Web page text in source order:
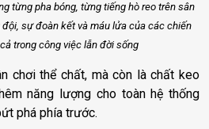
từng pha bóng, từng tiếng hò reo trên sân
sự đoàn kết và máu lửa của các chiến
trong công việc lẫn đời sống
chơi thể chất, mà còn là chất keo
năng lượng cho toàn hệ thống
phá phía trước.